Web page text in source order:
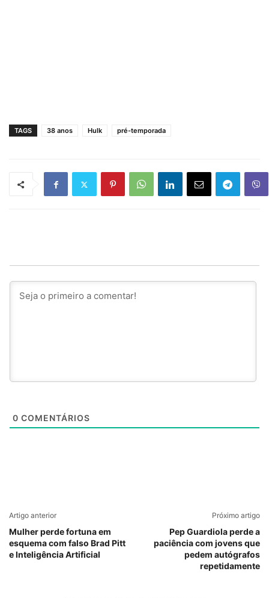
TAGS 38 anos Hulk pré-temporada
0 COMENTÁRIOS
Artigo anterior
Mulher perde fortuna em
esquema com falso Brad Pitt
e Inteligência Artificial
Próximo artigo
Pep Guardiola perde a
paciência com jovens que
pedem autógrafos
repetidamente